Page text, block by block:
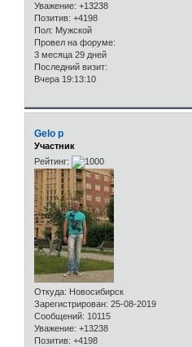
Уважение: +13238
Позитив: +4198
Пол: Мужской
Провел на форуме:
3 месяца 29 дней
Последний визит:
Вчера 19:13:10
Gelo p
Участник
Рейтинг:
Откуда: Новосибирск
Зарегистрирован: 25-08-2019
Сообщений: 10115
Уважение: +13238
Позитив: +4198